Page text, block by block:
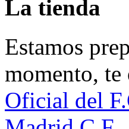
La tienda
Estamos
momento,
Oficial del